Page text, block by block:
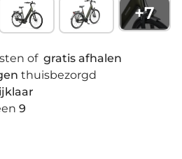
+7
of gratis afhalen
thuisbezorgd
9